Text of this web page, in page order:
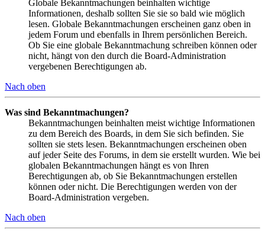
Globale Bekanntmachungen beinhalten wichtige
Informationen, deshalb sollten Sie sie so bald wie möglich
lesen. Globale Bekanntmachungen erscheinen ganz oben in
jedem Forum und ebenfalls in Ihrem persönlichen Bereich.
Ob Sie eine globale Bekanntmachung schreiben können oder
nicht, hängt von den durch die Board-Administration
vergebenen Berechtigungen ab.
Nach oben
Was sind Bekanntmachungen?
Bekanntmachungen beinhalten meist wichtige Informationen
zu dem Bereich des Boards, in dem Sie sich befinden. Sie
sollten sie stets lesen. Bekanntmachungen erscheinen oben
auf jeder Seite des Forums, in dem sie erstellt wurden. Wie bei
globalen Bekanntmachungen hängt es von Ihren
Berechtigungen ab, ob Sie Bekanntmachungen erstellen
können oder nicht. Die Berechtigungen werden von der
Board-Administration vergeben.
Nach oben